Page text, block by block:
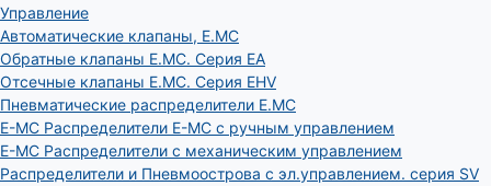
Управление
Автоматические клапаны, Е.МС
Обратные клапаны E.MC. Серия EA
Отсечные клапаны E.MC. Серия EHV
Пневматические распределители E.MC
E-MC Распределители E-MC с ручным управлением
E-MC Распределители с механическим управлением
Распределители и Пневмоострова с эл.управлением. серия SV